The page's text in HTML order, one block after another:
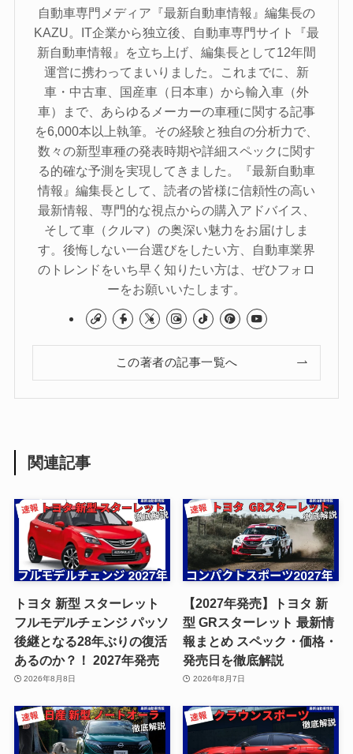
自動車専門メディア『最新自動車情報』編集長の
KAZU。IT企業から独立後、自動車専門サイト『最
新自動車情報』を立ち上げ、編集長として12年間
運営に携わってまいりました。これまでに、新
車・中古車、国産車（日本車）から輸入車（外
車）まで、あらゆるメーカーの車種に関する記事
を6,000本以上執筆。その経験と独自の分析力で、
数々の新型車種の発表時期や詳細スペックに関す
る的確な予測を実現してきました。『最新自動車
情報』編集長として、読者の皆様に信頼性の高い
最新情報、専門的な視点からの購入アドバイス、
そして車（クルマ）の奥深い魅力をお届けしま
す。後悔しない一台選びをしたい方、自動車業界
のトレンドをいち早く知りたい方は、ぜひフォロ
ーをお願いいたします。
この著者の記事一覧へ
関連記事
トヨタ 新型 スターレット
フルモデルチェンジ パッソ
後継となる28年ぶりの復活
あるのか？！ 2027年発売
2026年8月8日
【2027年発売】トヨタ 新
型 GRスターレット 最新情
報まとめ スペック・価格・
発売日を徹底解説
2026年8月7日